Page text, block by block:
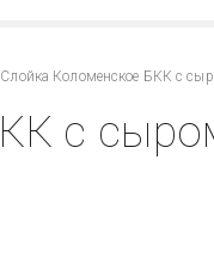
Слойка Коломенское БКК с
с